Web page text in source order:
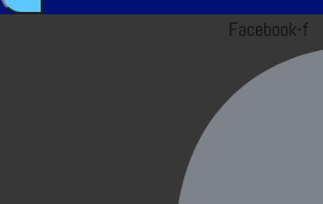
Facebook-f